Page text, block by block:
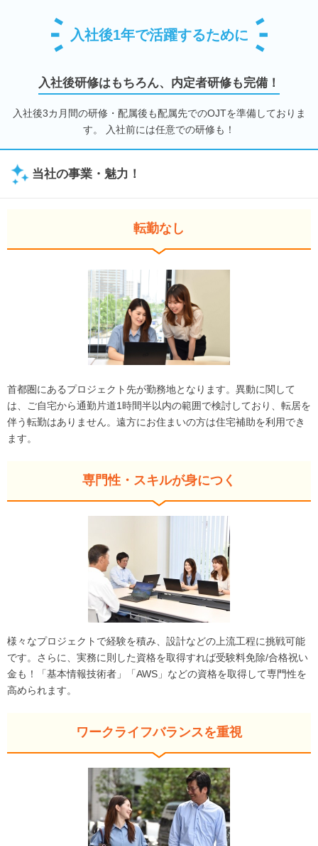
入社後1年で活躍するために
入社後研修はもちろん、内定者研修も完備！
入社後3カ月間の研修・配属後も配属先でのOJTを準備しておりま
す。 入社前には任意での研修も！
当社の事業・魅力！
転勤なし
首都圏にあるプロジェクト先が勤務地となります。異動に関して
は、ご自宅から通勤片道1時間半以内の範囲で検討しており、転居を
伴う転勤はありません。遠方にお住まいの方は住宅補助を利用でき
ます。
専門性・スキルが身につく
様々なプロジェクトで経験を積み、設計などの上流工程に挑戦可能
です。さらに、実務に則した資格を取得すれば受験料免除/合格祝い
金も！「基本情報技術者」「AWS」などの資格を取得して専門性を
高められます。
ワークライフバランスを重視